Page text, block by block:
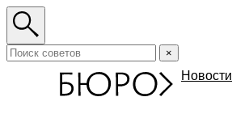
×
Новости